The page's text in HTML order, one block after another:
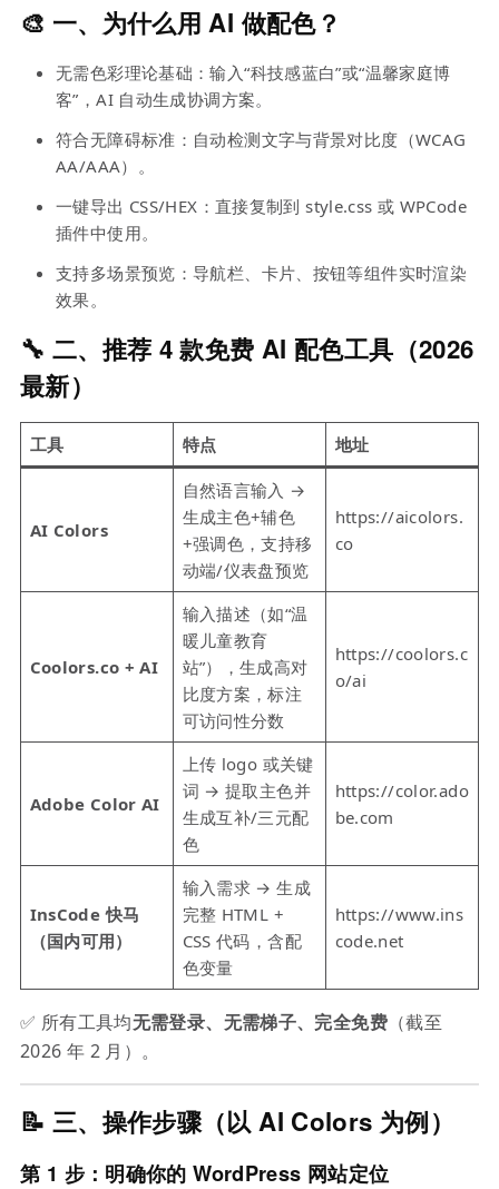
🎨 一、为什么用 AI 做配色？
无需色彩理论基础：输入“科技感蓝白”或“温馨家庭博
客”，AI 自动生成协调方案。
符合无障碍标准：自动检测文字与背景对比度（WCAG
AA/AAA）。
一键导出 CSS/HEX：直接复制到 style.css 或 WPCode
插件中使用。
支持多场景预览：导航栏、卡片、按钮等组件实时渲染
效果。
🔧 二、推荐 4 款免费 AI 配色工具（2026
最新）
工具 特点 地址
AI Colors
自然语言输入 →
生成主色+辅色
+强调色，支持移
动端/仪表盘预览
https://aicolors.
co
Coolors.co + AI
输入描述（如“温
暖儿童教育
站”），生成高对
比度方案，标注
可访问性分数
https://coolors.c
o/ai
Adobe Color AI
上传 logo 或关键
词 → 提取主色并
生成互补/三元配
色
https://color.ado
be.com
InsCode 快马
（国内可用）
输入需求 → 生成
完整 HTML +
CSS 代码，含配
色变量
https://www.ins
code.net
✅ 所有工具均无需登录、无需梯子、完全免费（截至
2026 年 2 月）。
📝 三、操作步骤（以 AI Colors 为例）
第 1 步：明确你的 WordPress 网站定位